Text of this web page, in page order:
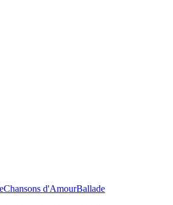
Chansons d'AmourBallade